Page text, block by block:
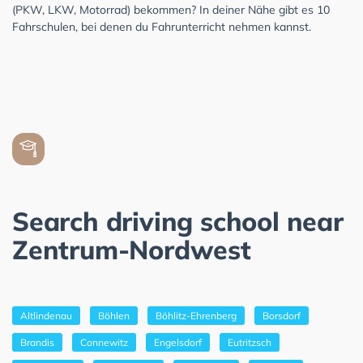
(PKW, LKW, Motorrad) bekommen? In deiner Nähe gibt es 10
Fahrschulen, bei denen du Fahrunterricht nehmen kannst.
Search driving school near
Zentrum-Nordwest
Altlindenau Böhlen Böhlitz-Ehrenberg Borsdorf
Brandis Connewitz Engelsdorf Eutritzsch